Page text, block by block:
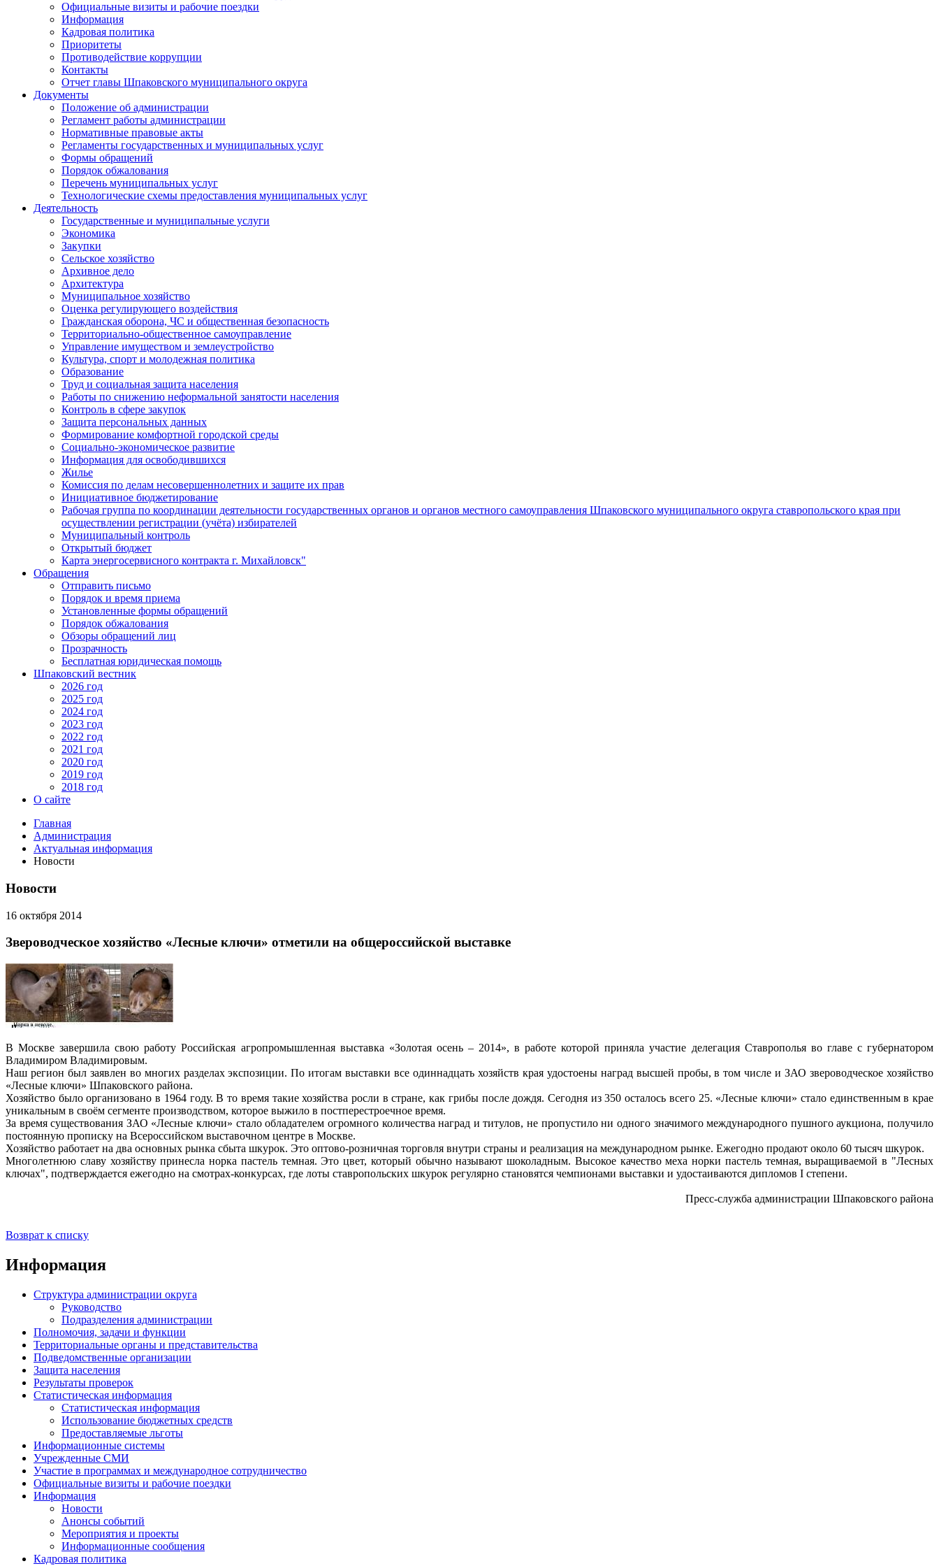
Официальные визиты и рабочие поездки
Информация
Кадровая политика
Приоритеты
Противодействие коррупции
Контакты
Отчет главы Шпаковского муниципального округа
Документы
Положение об администрации
Регламент работы администрации
Нормативные правовые акты
Регламенты государственных и муниципальных услуг
Формы обращений
Порядок обжалования
Перечень муниципальных услуг
Технологические схемы предоставления муниципальных услуг
Деятельность
Государственные и муниципальные услуги
Экономика
Закупки
Сельское хозяйство
Архивное дело
Архитектура
Муниципальное хозяйство
Оценка регулирующего воздействия
Гражданская оборона, ЧС и общественная безопасность
Территориально-общественное самоуправление
Управление имуществом и землеустройство
Культура, спорт и молодежная политика
Образование
Труд и социальная защита населения
Работы по снижению неформальной занятости населения
Контроль в сфере закупок
Защита персональных данных
Формирование комфортной городской среды
Социально-экономическое развитие
Информация для освободившихся
Жилье
Комиссия по делам несовершеннолетних и защите их прав
Инициативное бюджетирование
Рабочая группа по координации деятельности государственных органов и органов местного самоуправления Шпаковского муниципального округа ставропольского края при
осуществлении регистрации (учёта) избирателей
Муниципальный контроль
Открытый бюджет
Карта энергосервисного контракта г. Михайловск"
Обращения
Отправить письмо
Порядок и время приема
Установленные формы обращений
Порядок обжалования
Обзоры обращений лиц
Прозрачность
Бесплатная юридическая помощь
Шпаковский вестник
2026 год
2025 год
2024 год
2023 год
2022 год
2021 год
2020 год
2019 год
2018 год
О сайте
Главная
Администрация
Актуальная информация
Новости
Новости
16 октября 2014
Звероводческое хозяйство «Лесные ключи» отметили на общероссийской выставке
В Москве завершила свою работу Российская агропромышленная выставка «Золотая осень – 2014», в работе которой приняла участие делегация Ставрополья во главе с губернатором
Владимиром Владимировым.
Наш регион был заявлен во многих разделах экспозиции. По итогам выставки все одиннадцать хозяйств края удостоены наград высшей пробы, в том числе и ЗАО звероводческое хозяйство
«Лесные ключи» Шпаковского района.
Хозяйство было организовано в 1964 году. В то время такие хозяйства росли в стране, как грибы после дождя. Сегодня из 350 осталось всего 25. «Лесные ключи» стало единственным в крае
уникальным в своём сегменте производством, которое выжило в постперестроечное время.
За время существования ЗАО «Лесные ключи» стало обладателем огромного количества наград и титулов, не пропустило ни одного значимого международного пушного аукциона, получило
постоянную прописку на Всероссийском выставочном центре в Москве.
Хозяйство работает на два основных рынка сбыта шкурок. Это оптово-розничная торговля внутри страны и реализация на международном рынке. Ежегодно продают около 60 тысяч шкурок.
Многолетнюю славу хозяйству принесла норка пастель темная. Это цвет, который обычно называют шоколадным. Высокое качество меха норки пастель темная, выращиваемой в "Лесных
ключах", подтверждается ежегодно на смотрах-конкурсах, где лоты ставропольских шкурок регулярно становятся чемпионами выставки и удостаиваются дипломов I степени.
Пресс-служба администрации Шпаковского района
Возврат к списку
Информация
Структура администрации округа
Руководство
Подразделения администрации
Полномочия, задачи и функции
Территориальные органы и представительства
Подведомственные организации
Защита населения
Результаты проверок
Статистическая информация
Статистическая информация
Использование бюджетных средств
Предоставляемые льготы
Информационные системы
Учрежденные СМИ
Участие в программах и международное сотрудничество
Официальные визиты и рабочие поездки
Информация
Новости
Анонсы событий
Мероприятия и проекты
Информационные сообщения
Кадровая политика